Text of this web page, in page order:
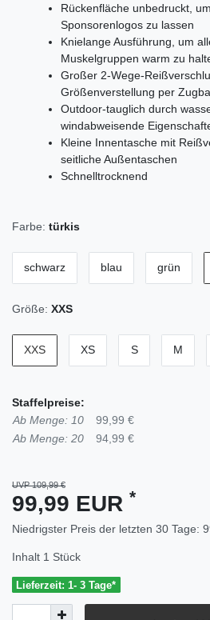
Rückenfläche unbedruckt,
Sponsorenlogos zu lassen
Knielange Ausführung, um
Muskelgruppen warm zu
Großer 2-Wege-
Größenverstellung per
Outdoor-tauglich durch
windabweisende
Kleine Innentasche mit
seitliche Außentaschen
Schnelltrocknend
Farbe: türkis
schwarz blau grün
Größe: XXS
XXS XS S M
Staffelpreise:
Ab Menge: 10
99,99 €
Ab Menge: 20
94,99 €
UVP 109,99 €
99,99 EUR *
Niedrigster Preis der letzten 30 Tage:
Inhalt 1 Stück
Lieferzeit: 1- 3 Tage*